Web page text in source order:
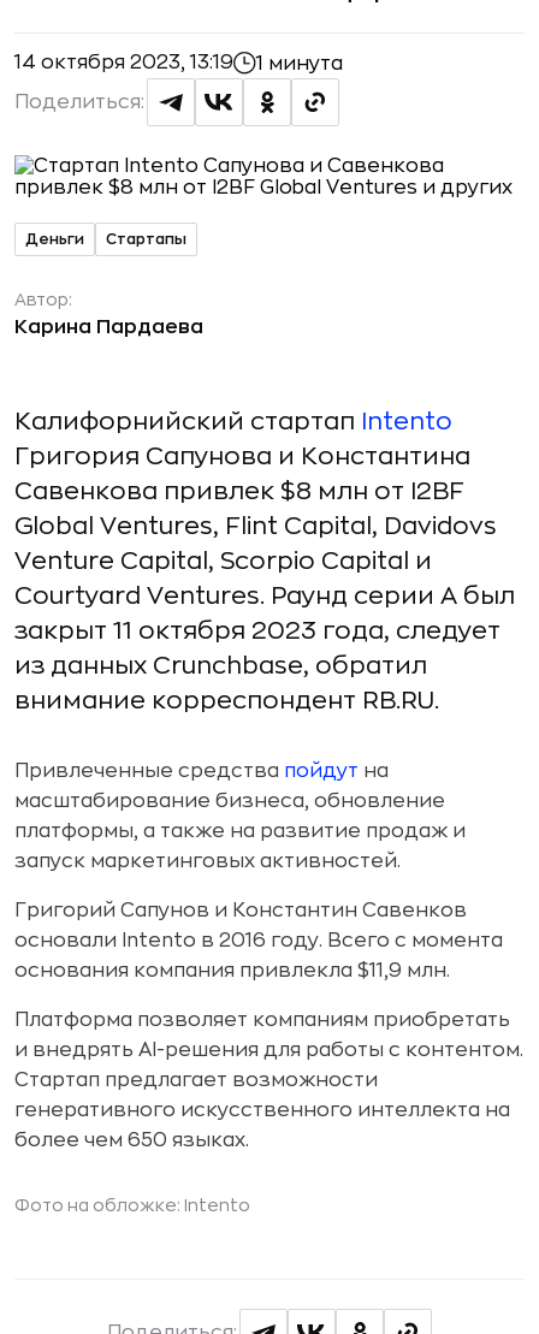
14 октября 2023, 13:19 1 минута
Поделиться:
Деньги Стартапы
Автор:
Карина Пардаева
Калифорнийский стартап
Intento
Григория Сапунова и Константина
Савенкова привлек $8 млн от I2BF
Global Ventures, Flint Capital, Davidovs
Venture Capital, Scorpio Capital и
Courtyard Ventures. Раунд серии А был
закрыт 11 октября 2023 года, следует
из данных Crunchbase, обратил
внимание корреспондент RB.RU.
Привлеченные средства пойдут на
масштабирование бизнеса, обновление
платформы, а также на развитие продаж и
запуск маркетинговых активностей.
Григорий Сапунов и Константин Савенков
основали Intento в 2016 году. Всего с момента
основания компания привлекла $11,9 млн.
Платформа позволяет компаниям приобретать
и внедрять AI-решения для работы с контентом.
Стартап предлагает возможности
генеративного искусственного интеллекта на
более чем 650 языках.
Фото на обложке: Intento